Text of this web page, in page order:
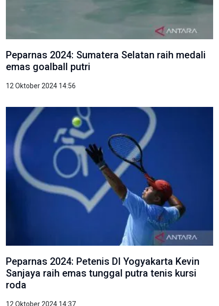
Peparnas 2024: Sumatera Selatan raih medali
emas goalball putri
12 Oktober 2024 14:56
Peparnas 2024: Petenis DI Yogyakarta Kevin
Sanjaya raih emas tunggal putra tenis kursi
roda
12 Oktober 2024 14:37